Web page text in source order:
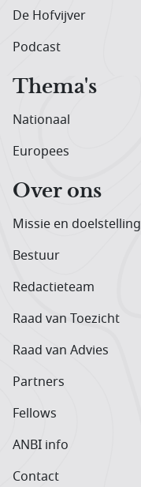
De Hofvijver
Podcast
Thema's
Nationaal
Europees
Over ons
Missie en doelstelling
Bestuur
Redactieteam
Raad van Toezicht
Raad van Advies
Partners
Fellows
ANBI info
Contact